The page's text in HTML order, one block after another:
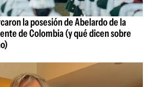
la posesión de Abelardo de la
de Colombia (y qué dicen sobre